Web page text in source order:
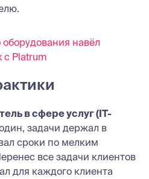
навёл
с Platrum
в сфере услуг (IT-
задачи держал в
сроки по мелким
все задачи клиентов
для каждого клиента